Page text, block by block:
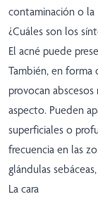
contaminación o
¿Cuáles son los
El acné puede
También, en forma
provocan
aspecto. Pueden
superficiales o
frecuencia en las
glándulas
La cara